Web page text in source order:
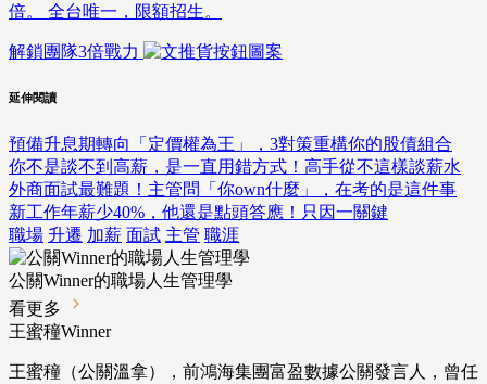
倍。 全台唯一，限額招生。
解鎖團隊3倍戰力
延伸閱讀
預備升息期轉向「定價權為王」，3對策重構你的股債組合
你不是談不到高薪，是一直用錯方式！高手從不這樣談薪水
外商面試最難題！主管問「你own什麼」，在考的是這件事
新工作年薪少40%，他還是點頭答應！只因一關鍵
職場 升遷 加薪 面試 主管 職涯
公關Winner的職場人生管理學
看更多
王蜜穜Winner
王蜜穜（公關溫拿），前鴻海集團富盈數據公關發言人，曾任